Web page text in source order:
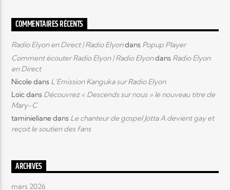
COMMENTAIRES RÉCENTS
Radio Elyon en Direct | Radio Elyondans Popup Player
Comment écouter Radio Elyon | Radio Elyondans Radio Elyon
en Direct
Nicoledans L’Emission Kanguka sur Radio Elyon
Loïcdans Découvrez « Descends sur nous » le nouveau titre de
Mary-C
taminielianedans Le chanteur de gospel Jotta A devient gay et
reçoit le soutien des fans
ARCHIVES
mars 2026